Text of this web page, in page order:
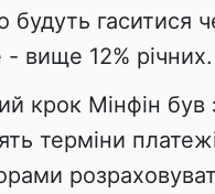
будуть гаситися
- вище 12% річних.
крок Мінфін
терміни